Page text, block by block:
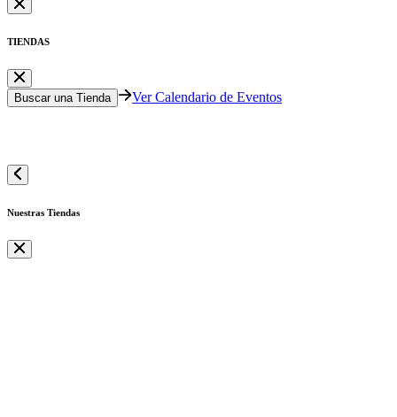
TIENDAS
Buscar una Tienda Ver Calendario de Eventos
Nuestras Tiendas